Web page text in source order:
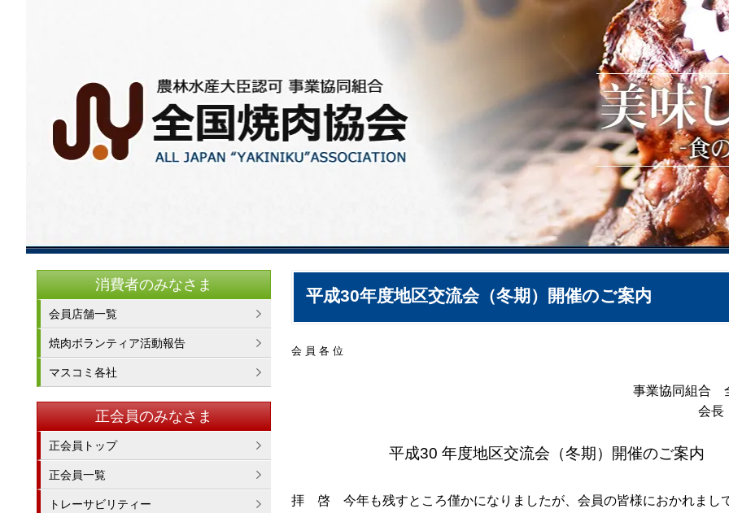
平成30年度地区交流会（冬期）開催のご案内
会 員 各 位
事業協同組合
会
平成30 年度地区交流会（冬期）開催のご案内
拝 啓 今年も残すところ僅かになりましたが、会員の皆様におかれまし
消費者のみなさま
会員店舗一覧
焼肉ボランティア活動報告
マスコミ各社
正会員のみなさま
正会員トップ
正会員一覧
トレーサビリティー